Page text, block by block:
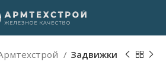
Задвижки